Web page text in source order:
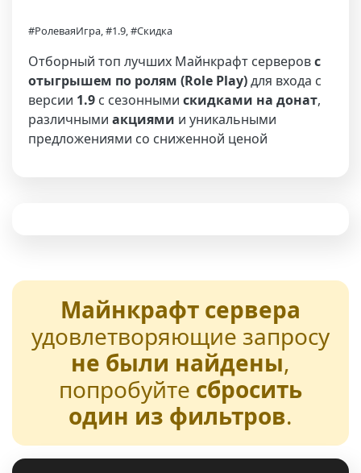
#РолеваяИгра, #1.9, #Скидка
Отборный топ лучших Майнкрафт серверовс
отыгрышем по ролям (Role Play)для входа с
версии 1.9 с сезонными скидками на донат,
различными акциями и уникальными
предложениями со сниженной ценой
Майнкрафт сервера
удовлетворяющие запросу
не были найдены,
попробуйте сбросить
один из фильтров.